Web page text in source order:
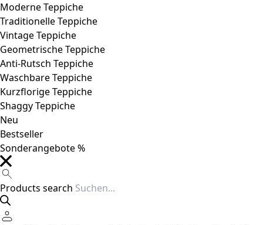
Moderne Teppiche
Traditionelle Teppiche
Vintage Teppiche
Geometrische Teppiche
Anti-Rutsch Teppiche
Waschbare Teppiche
Kurzflorige Teppiche
Shaggy Teppiche
Neu
Bestseller
Sonderangebote %
Products search